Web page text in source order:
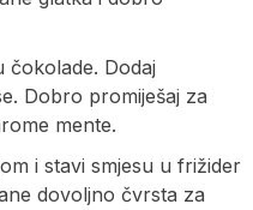
čokolade. Dodaj
Dobro promiješaj za
mente.
i stavi smjesu u frižider
dovoljno čvrsta za